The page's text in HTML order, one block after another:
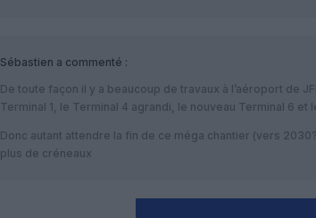
Sébastien a commenté :
De toute façon il y a beaucoup de travaux à l’aéroport de
Terminal 1, le Terminal 4 agrandi, le nouveau Terminal 6 et
Donc autant attendre la fin de ce méga chantier (vers
plus de créneaux